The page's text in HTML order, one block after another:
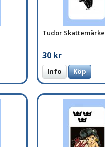
Tudor Skattemärke
30 kr
Info Köp